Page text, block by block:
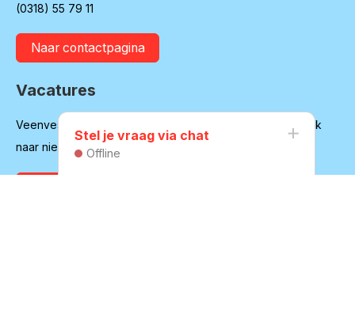
(0318) 55 79 11
Naar contactpagina
Vacatures
Veenvesters blijft in ontwikkeling en is regelmatig op zoek
naar nieuwe medewerkers
Stel je vraag via chat
Offline